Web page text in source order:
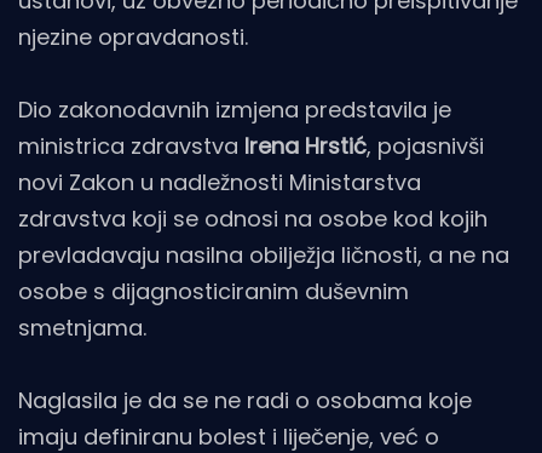
njezine opravdanosti.
Dio zakonodavnih izmjena predstavila je
ministrica zdravstva Irena Hrstić, pojasnivši
novi Zakon u nadležnosti Ministarstva
zdravstva koji se odnosi na osobe kod kojih
prevladavaju nasilna obilježja ličnosti, a ne na
osobe s dijagnosticiranim duševnim
smetnjama.
Naglasila je da se ne radi o osobama koje
imaju definiranu bolest i liječenje, već o